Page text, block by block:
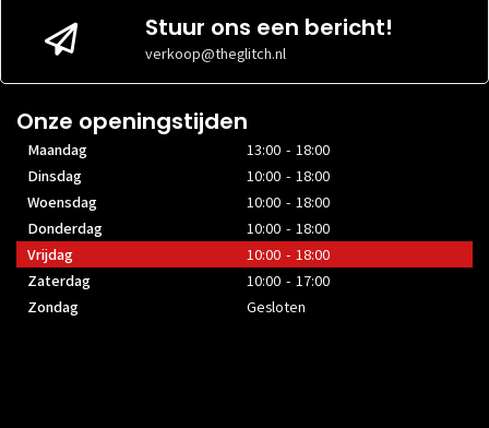
Stuur ons een bericht!
verkoop@theglitch.nl
Onze openingstijden
Maandag
13:00 - 18:00
Dinsdag
10:00 - 18:00
Woensdag
10:00 - 18:00
Donderdag
10:00 - 18:00
Vrijdag
10:00 - 18:00
Zaterdag
10:00 - 17:00
Zondag
Gesloten